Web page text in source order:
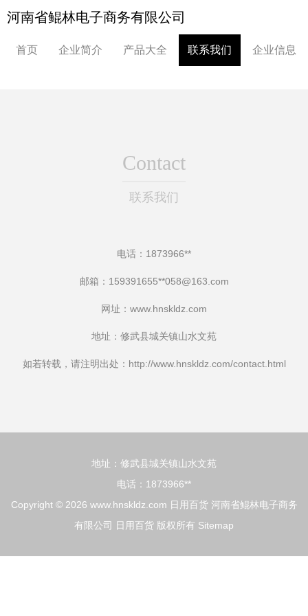
河南省鲲林电子商务有限公司
首页 企业简介 产品大全 联系我们 企业信息
Contact
联系我们
电话：1873966**
邮箱：159391655**058@163.com
网址： www.hnskldz.com
地址：修武县城关镇山水文苑
如若转载，请注明出处：http://www.hnskldz.com/contact.html
地址：修武县城关镇山水文苑
电话：1873966**
Copyright © 2026 www.hnskldz.com 日用百货 河南省鲲林电子商务
有限公司
日用百货 版权所有 Sitemap